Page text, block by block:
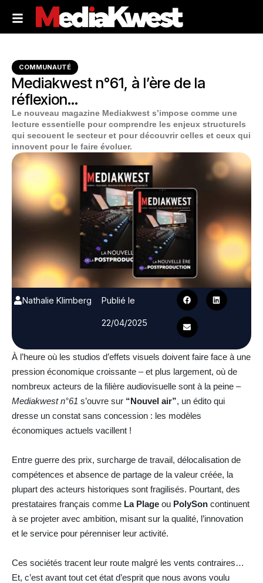
COMMUNAUTÉ
Mediakwest n°61, à l’ère de la
réflexion…
Le nouveau magazine Mediakwest s’impose comme une
lecture essentielle pour comprendre les enjeux structurels
qui secouent le secteur et pour découvrir celles et ceux qui
innovent pour le faire évoluer.
Nathalie Klimberg
Publié le
22/04/2025
À l’heure où les studios d’effets visuels doivent faire face à une
pression économique croissante – et plus largement, où de
nombreux acteurs de la filière audiovisuelle sont à la peine –
Mediakwest n°61 s’ouvre sur “Nouvel air”, un édito qui
dresse un constat sans concession : les modèles
économiques actuels vacillent !
Entre guerre des prix, surcharge de travail, délocalisation de
compétences et absence de partage de la valeur créée, la
plupart des acteurs historiques sont fragilisés. Pourtant, des
prestataires français comme La Plage ou PolySon continuent
à se projeter avec ambition, misant sur la qualité, l’innovation
et le service pour pérenniser leur activité.
Ces sociétés tracent leur route malgré les vents contraires…
Et, c’est avant tout cet état d’esprit que nous avons voulu